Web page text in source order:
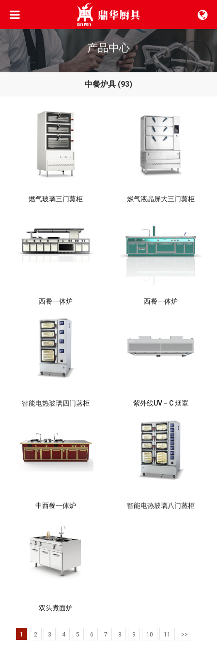
产品中心
中餐炉具 (93)
燃气玻璃三门蒸柜 燃气液晶屏大三门蒸柜
西餐一体炉 西餐一体炉
智能电热玻璃四门蒸柜 紫外线UV－C 烟罩
中西餐一体炉 智能电热玻璃八门蒸柜
双头煮面炉
1 2 3 4 5 6 7 8 9 10 11 >>